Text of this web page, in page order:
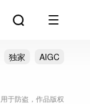
独家 AIGC
于防盗，作品版权